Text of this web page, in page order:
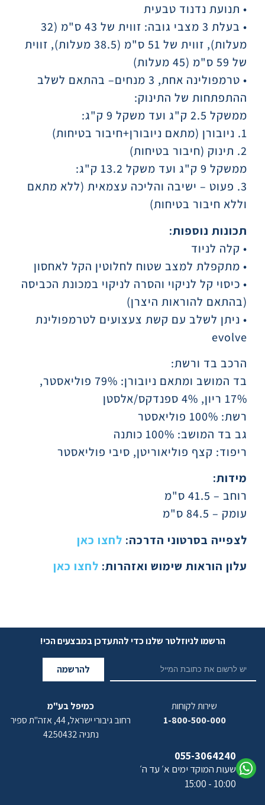
• תנועת נדנוד טבעית
• בעלת 3 מצבי גובה: זווית של 43 ס"מ (32
מעלות), זווית של 51 ס"מ (38.5 מעלות), זווית
של 59 ס"מ (45 מעלות)
• טרמפולינה אחת, 3 מנחים– בהתאם לשלב
ההתפתחות של התינוק:
ממשקל 2.5 ק"ג ועד משקל 9 ק"ג:
1. ניובורן (מתאם ניובורן+חיבור בטיחות)
2. תינוק (חיבור בטיחות)
ממשקל 9 ק"ג ועד משקל 13.2 ק"ג:
3. פעוט – ישיבה והליכה עצמאית (ללא מתאם
וללא חיבור בטיחות)
תכונות נוספות:
• קלה לניוד
• מתקפלת למצב שטוח לחלוטין הקל לאחסון
• כיסוי קל לניקוי והסרה לניקוי במכונת הכביסה
(בהתאם להוראות היצרן)
• ניתן לשלב עם קשת צעצועים לטרמפולינת
evolve
הרכב בד ורשת:
בד המושב ומתאם ניובורן: 79% פוליאסטר,
17% ריון, 4% ספנדקס/אלסטן
רשת: 100% פוליאסטר
גב בד המושב: 100% כותנה
ריפוד: קצף פוליאוריטן, סיבי פוליאסטר
מידות:
רוחב – 41.5 ס"מ
עומק – 84.5 ס"מ
לצפייה בסרטוני הדרכה: לחצו כאן
עלון הוראות שימוש ואזהרות: לחצו כאן
הרשמו לניוזלטר שלנו כדי להתעדכן במבצעים הכי!
להרשמה
שירות לקוחות
1-800-500-000
055-3064240
שעות המוקד ימים א׳ עד ה׳
10:00 - 15:00
כמיפל בע"מ
רחוב גיבורי ישראל, 44, אזה"ת ספיר
נתניה 4250432